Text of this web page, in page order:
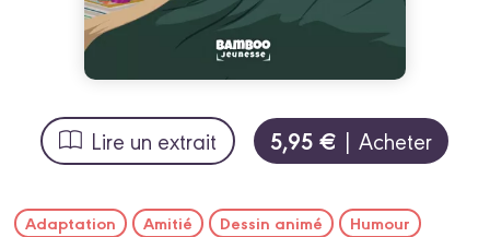
Lire un extrait 5,95 € | Acheter
Adaptation Amitié Dessin animé
Humour